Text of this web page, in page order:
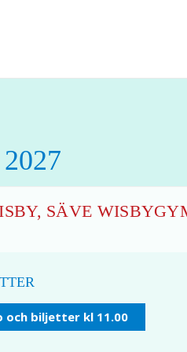
SÄVE
och biljetter kl 11.00